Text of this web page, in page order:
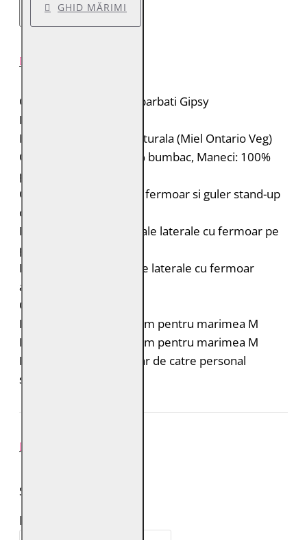
GHID MĂRIMI
Geaca de piele pentru barbati Gipsy
Brand: Gipsy
Material: 100% piele naturala (Miel Ontario Veg)
Captuseala: Corp: 100% bumbac, Maneci: 100%
poliester
Geaca de piele biker cu fermoar si guler stand-up
cu capsa
Doua buzunare orizontale laterale cu fermoar pe
piept
Doua buzunare verticale laterale cu fermoar
ascuns
Croiala: Regular Fit
Lungimea spatelui: 64 cm pentru marimea M
Lungimea manecii: 68 cm pentru marimea M
Intretinere: Spalare doar de catre personal
specializat
SPUNE-ŢI PAREREA
Numele tău: